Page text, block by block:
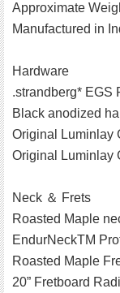
Approximate
Manufactured in
Hardware
.strandberg* EGS
Black anodized
Original Luminlay
Original Luminlay
Neck ＆ Frets
Roasted Maple
EndurNeckTM
Roasted Maple
20” Fretboard